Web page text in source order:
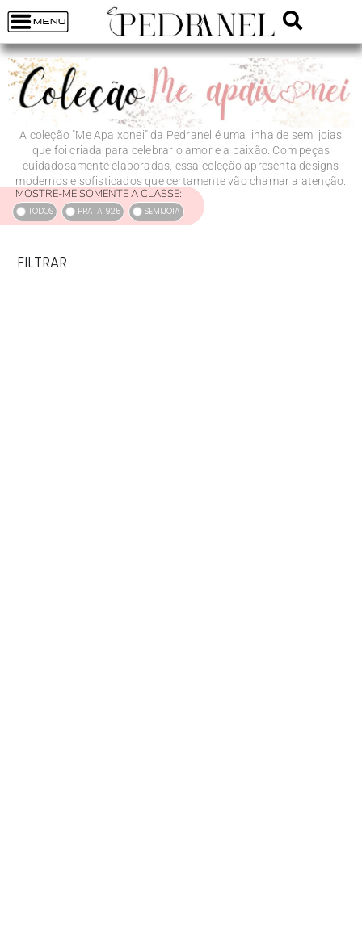
A coleção "Me Apaixonei" da Pedranel é uma linha de semi joias
que foi criada para celebrar o amor e a paixão. Com peças
cuidadosamente elaboradas, essa coleção apresenta designs
modernos e sofisticados que certamente vão chamar a atenção.
MOSTRE-ME SOMENTE A CLASSE:
TODOS PRATA 925 SEMIJOIA
FILTRAR